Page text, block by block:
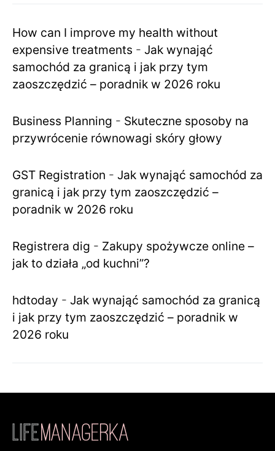
How can I improve my health without
expensive treatments - Jak wynająć
samochód za granicą i jak przy tym
zaoszczędzić – poradnik w 2026 roku
Business Planning - Skuteczne sposoby na
przywrócenie równowagi skóry głowy
GST Registration - Jak wynająć samochód za
granicą i jak przy tym zaoszczędzić –
poradnik w 2026 roku
Registrera dig - Zakupy spożywcze online –
jak to działa „od kuchni”?
hdtoday - Jak wynająć samochód za granicą
i jak przy tym zaoszczędzić – poradnik w
2026 roku